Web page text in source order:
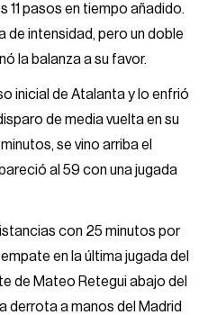
11 pasos en tiempo añadido.
de intensidad, pero un doble
la balanza a su favor.
inicial de Atalanta y lo enfrió
de media vuelta en su
se vino arriba el
al 59 con una jugada
con 25 minutos por
en la última jugada del
de Mateo Retegui abajo del
derrota a manos del Madrid